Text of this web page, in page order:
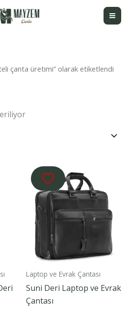
çanta üretimi” olarak etiketlendi
Laptop ve Evrak Çantası
Suni Deri Laptop ve Evrak
Çantası